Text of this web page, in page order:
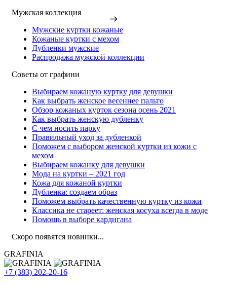
Мужская коллекция
Мужские куртки кожаные
Кожаные куртки с мехом
Дубленки мужские
Распродажа мужской коллекции
Советы от графини
Выбираем кожаную куртку для девушки
Как выбрать женское весеннее пальто
Обзор кожаных курток сезона осень 2021
Как выбрать женскую дубленку
С чем носить парку
Правильный уход за дубленкой
Поможем с выбором женской куртки из кожи с
мехом
Выбираем кожанку для девушки
Мода на куртки – 2021 год
Кожа для кожаной куртки
Дубленка: создаем образ
Поможем выбрать качественную куртку из кожи
Классика не стареет: женская косуха всегда в моде
Помощь в выборе кардигана
Скоро появятся новинки...
GRAFINIA
+7 (383) 202-20-16